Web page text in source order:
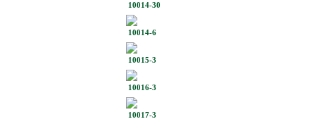
10014-30
10014-6
10015-3
10016-3
10017-3